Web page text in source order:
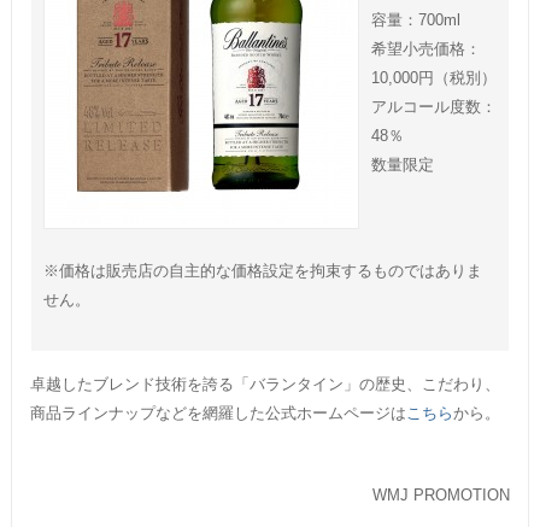
容量：700ml
希望小売価格：
10,000円（税別）
アルコール度数：
48％
数量限定
※価格は販売店の自主的な価格設定を拘束するものではありま
せん。
卓越したブレンド技術を誇る「バランタイン」の歴史、こだわり、
商品ラインナップなどを網羅した公式ホームページは こちらから。
WMJ PROMOTION